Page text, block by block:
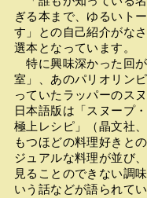
ぎる本まで、ゆるいト
す」との自己紹介がな
選本となっています。
特に興味深かった回
室」、あのパリオリン
っていたラッパーのス
日本語版は「スヌープ
極上レシピ」（晶文社
もつほどの料理好きと
ジュアルな料理が並び
見ることのできない調
いう話などが語られて